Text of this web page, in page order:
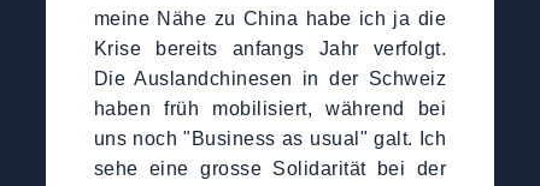
meine Nähe zu China habe ich ja die
Krise bereits anfangs Jahr verfolgt.
Die Auslandchinesen in der Schweiz
haben früh mobilisiert, während bei
uns noch "Business as usual" galt. Ich
sehe eine grosse Solidarität bei der